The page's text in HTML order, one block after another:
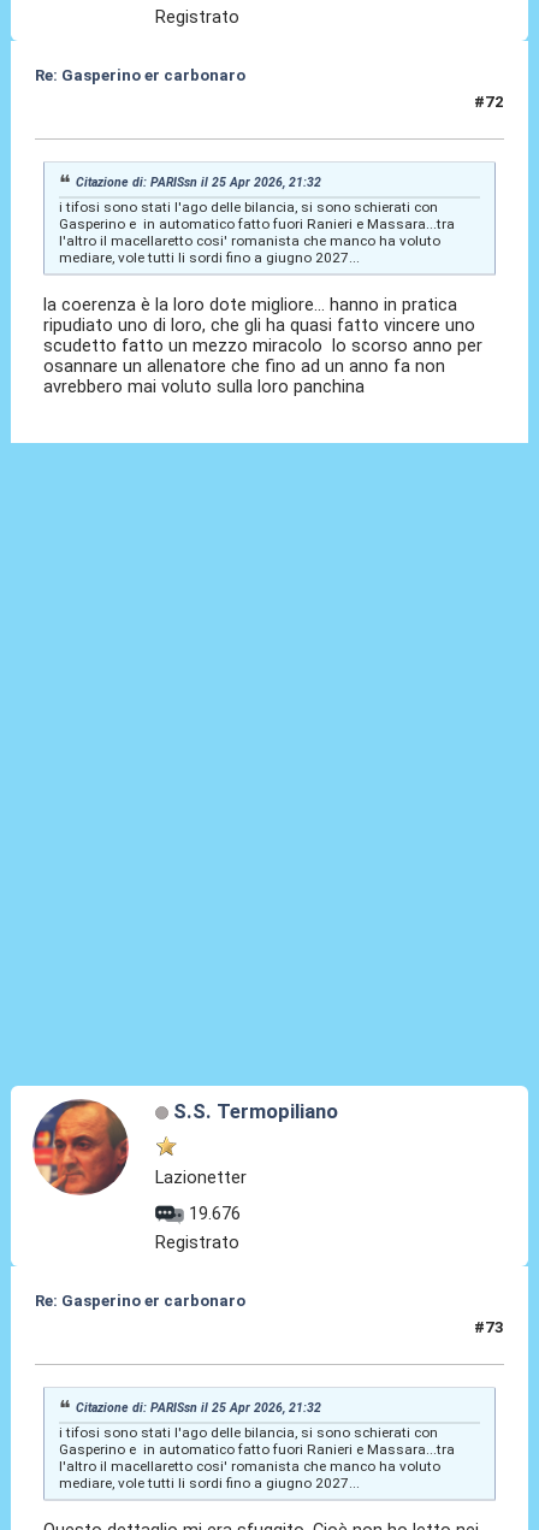
Registrato
Re: Gasperino er carbonaro
#72
Citazione di: PARISsn il 25 Apr 2026, 21:32
i tifosi sono stati l'ago delle bilancia, si sono schierati con
Gasperino e in automatico fatto fuori Ranieri e Massara...tra
l'altro il macellaretto cosi' romanista che manco ha voluto
mediare, vole tutti li sordi fino a giugno 2027...
la coerenza è la loro dote migliore... hanno in pratica
ripudiato uno di loro, che gli ha quasi fatto vincere uno
scudetto fatto un mezzo miracolo lo scorso anno per
osannare un allenatore che fino ad un anno fa non
avrebbero mai voluto sulla loro panchina
S.S. Termopiliano
Lazionetter
19.676
Registrato
Re: Gasperino er carbonaro
#73
Citazione di: PARISsn il 25 Apr 2026, 21:32
i tifosi sono stati l'ago delle bilancia, si sono schierati con
Gasperino e in automatico fatto fuori Ranieri e Massara...tra
l'altro il macellaretto cosi' romanista che manco ha voluto
mediare, vole tutti li sordi fino a giugno 2027...